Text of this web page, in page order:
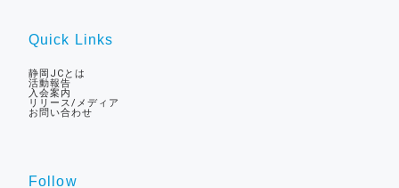
Quick Links
静岡JCとは
活動報告
入会案内
リリース/メディア
お問い合わせ
Follow